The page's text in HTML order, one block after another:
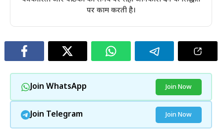
पर काम करती है।
Join WhatsApp Join Now
Join Telegram Join Now